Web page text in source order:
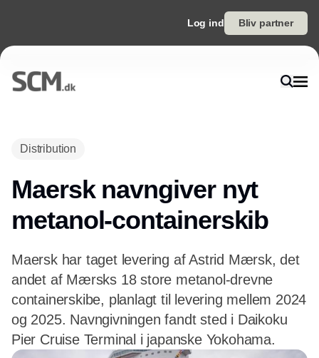
Log ind Bliv partner
Distribution
Maersk navngiver nyt
metanol-containerskib
Maersk har taget levering af Astrid Mærsk, det
andet af Mærsks 18 store metanol-drevne
containerskibe, planlagt til levering mellem 2024
og 2025. Navngivningen fandt sted i Daikoku
Pier Cruise Terminal i japanske Yokohama.